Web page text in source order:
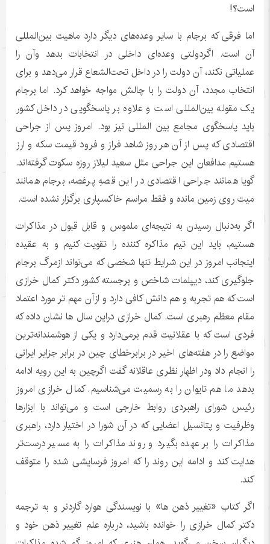
است؟!
اما فرقی که برجام با سایر وعده‌های دیگر دارد ماهیت بین‌المللی
آن است. اگردولتی وعده‌ای داخلی در انتخابات بدهد وآن را
عملیاتی نکند، آن دولت را در داخل تحت‌الشعاع قرار می‌دهد و برای
انتخاب مجدد، آن دولت را با چالش مواجه خواهد کرد. اما برجام
یک مقوله بین‌المللی است و علاوه بر پاسخگویی در داخل کشور
باید پاسخگوی مجامع بین المللی نیز بود. امروز پس از جراحی
اقتصادی که پس از آن هر روز شاهد فراز و فرود قیمت سکه و ارز
هستیم مدافعان این جراحی مثل سعید لیلاز روزه سکوت گرفته‌اند.
گویا همانند جراحی اقتصادی در این قصهِ پرغصه، برجام همانند
میت روی زمین مانده و فقط مراسم خاکسپاری برگزار نشده است.
اگر به‌دنبال رسیدن به نتیجه‌ای ملموس و قابل قبول در مذاکرات
هستیم، باید این تیم مذاکره کننده را تقویت کنیم و به عقیده
اینجانب امروز در این شرایط تنها شخصی که می‌تواند ازمرگ برجام
جلوگیری کند، دیپلمات شاخص و برجسته کشور دکتر کمال خرازی
است که هم تجربه و هم دانش کافی دارد و ازآن مهم تر مورد اعتماد
مقام معظم رهبری است. کمال خرازی دراین سال ها نشان داده که
فردی است که با عقلانیت قدم برمی‌دارد و یکی از هوشمندانه‌ترین
مواضع را در هفته‌های اخیر در برابرخطای چین در برابر جزایر ایرانی
را انجام داد ودر اظهار نظری عاقلانه گفت اگرچین به این رویه ادامه
بدهد ما هم تایوان را به رسمیت می‌شناسیم. کمال خرازی امروز
رئیس شورای راهبردی روابط خارجی است و می‌تواند با ابزارها
وظرفیت و پتانسیل اعضایی که در آن شورا در اختیار دارد، راهبری
مذاکرات را بر عهده بگیرد و روند مذاکرات را به مسیر درست‌تر
هدایت کند و ادامه این روند را که امروز فرسایشی شده را متوقف
کند.
اگر کتاب «تغییر ذهن ها» با نویسندگی هوارد گاردنر و به ترجمه
دکتر کمال خرازی را خوانده باشید، درباره علم تغییر ذهن خود و